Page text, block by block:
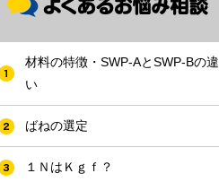
材料の特徴・SWP-AとSWP-Bの違
い
ばねの選定
１ＮはＫｇｆ？